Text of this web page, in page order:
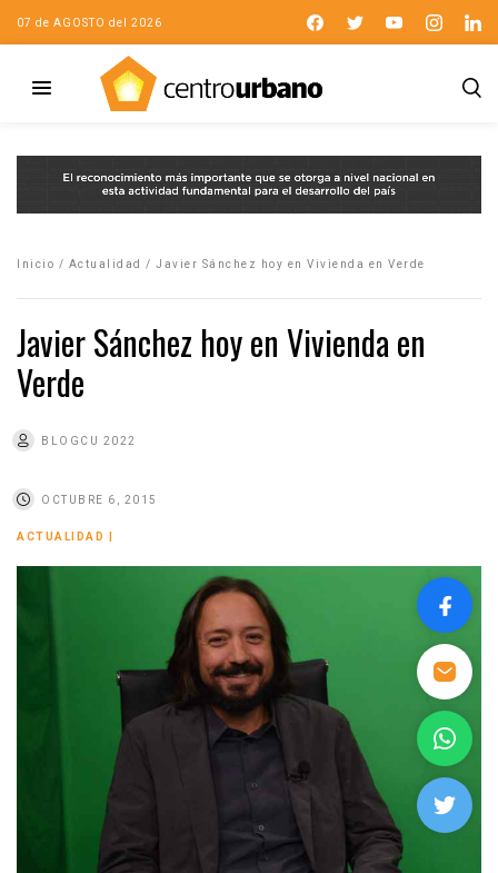
07 de AGOSTO del 2026
Inicio / Actualidad / Javier Sánchez hoy en Vivienda en Verde
Javier Sánchez hoy en Vivienda en
Verde
BLOGCU 2022
OCTUBRE 6, 2015
ACTUALIDAD